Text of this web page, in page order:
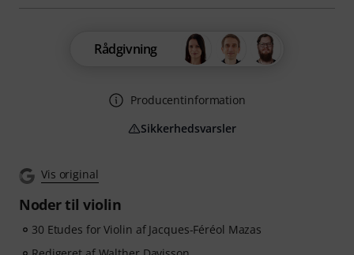
Vis original
Noder til violin
30 Etudes for Violin af Jacques-Féréol Mazas
Rådgivning
Producentinformation
Sikkerhedsvarsler